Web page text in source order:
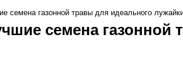
семена газонной травы для идеального
семена газонной